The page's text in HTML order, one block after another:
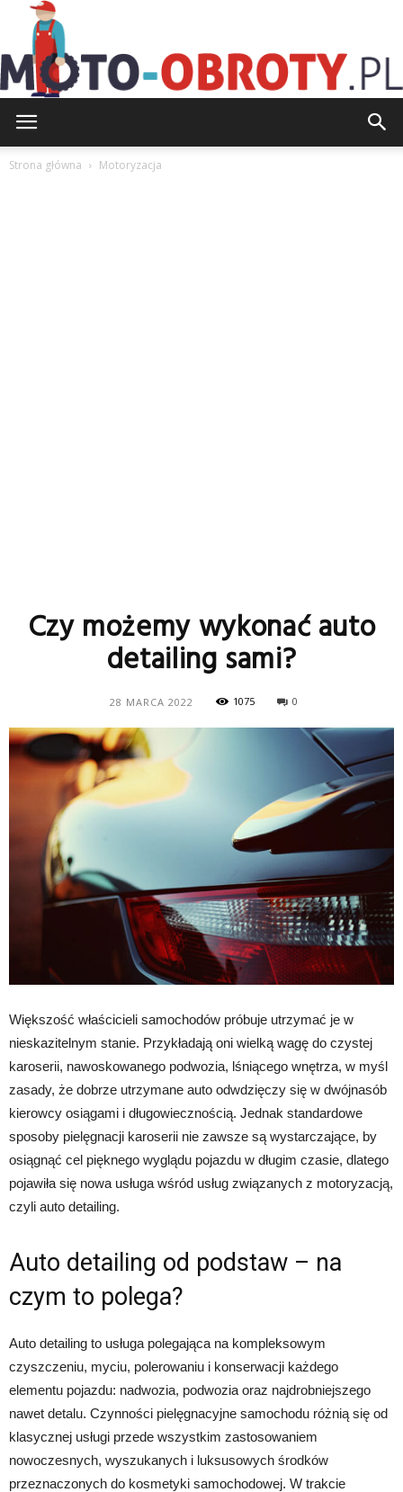
Strona główna Motoryzacja
Czy możemy wykonać auto
detailing sami?
28 MARCA 2022 1075 0
Większość właścicieli samochodów próbuje utrzymać je w
nieskazitelnym stanie. Przykładają oni wielką wagę do czystej
karoserii, nawoskowanego podwozia, lśniącego wnętrza, w myśl
zasady, że dobrze utrzymane auto odwdzięczy się w dwójnasób
kierowcy osiągami i długowiecznością. Jednak standardowe
sposoby pielęgnacji karoserii nie zawsze są wystarczające, by
osiągnąć cel pięknego wyglądu pojazdu w długim czasie, dlatego
pojawiła się nowa usługa wśród usług związanych z motoryzacją,
czyli auto detailing.
Auto detailing od podstaw – na
czym to polega?
Auto detailing to usługa polegająca na kompleksowym
czyszczeniu, myciu, polerowaniu i konserwacji każdego
elementu pojazdu: nadwozia, podwozia oraz najdrobniejszego
nawet detalu. Czynności pielęgnacyjne samochodu różnią się od
klasycznej usługi przede wszystkim zastosowaniem
nowoczesnych, wyszukanych i luksusowych środków
przeznaczonych do kosmetyki samochodowej. W trakcie